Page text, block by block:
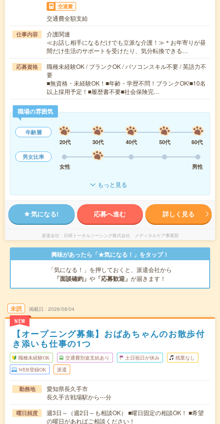
交通費
交通費全額支給
仕事内容
介護関連
≪お話し相手になるだけでも立派な介護！≫＊お年寄りが昼
間だけ生活のサポートを受けたり、気分転換できる…
応募資格
職種未経験OK / ブランクOK / パソコンスキル不要 / 英語力不
要
■無資格・未経験OK！■年齢・学歴不問！ブランクOK!■10名
以上採用予定！■履歴書不要■社会保険完…
職場の雰囲気
年齢層
20代
30代 40代 50代
60代
男女比率
女性
男性
もっと見る
気になる! 応募へ進む 詳しく見る
派遣会社 日研トータルソーシング株式会社 メディカルケア事業部
興味があったら「★気になる！」をタップ！
「気になる！」を押しておくと、派遣会社から
「面談確約」 や 「応募歓迎」 が届きます！
未読
NEW
掲載日 2026/08/04
【オープニング募集】おばあちゃんのお散歩付
き添いも仕事の1つ
職種未経験OK 交通費別途支給あり 土日祝日が休み 残業なし
WEB登録OK 派遣
勤務地
愛知県長久手市
長久手古戦場駅から---分
曜日頻度
週3日～（週2日～も相談OK） ■曜日固定の相談OK！ ■希望
の曜日があればご相談ください！